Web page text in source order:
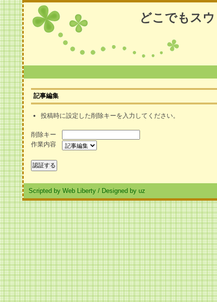
どこでもス
記事編集
投稿時に設定した削除キーを入力してください。
削除キー
作業内容
Scripted by Web Liberty / Designed by uz